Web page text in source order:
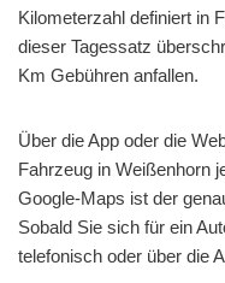
Kilometerzahl definiert in
dieser Tagessatz
Km Gebühren anfallen.
Über die App oder die
Fahrzeug in Weißenhorn
Google-Maps ist der
Sobald Sie sich für ein
telefonisch oder über die